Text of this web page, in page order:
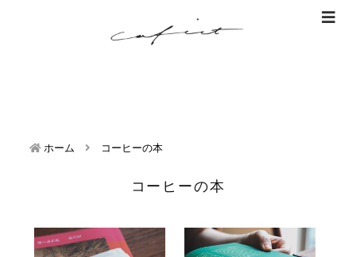
ホーム コーヒーの本
コーヒーの本